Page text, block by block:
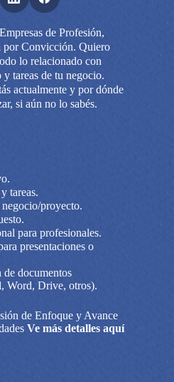
de Profesión,
por Convicción. Quiero
lo relacionado con
tareas de tu negocio.
actualmente y por dónde
si aún no lo sabés.
tareas.
proyecto.
para profesionales.
presentaciones o
documentos
Word, Drive, otros).
de Enfoque y Avance
Ve más detalles aquí